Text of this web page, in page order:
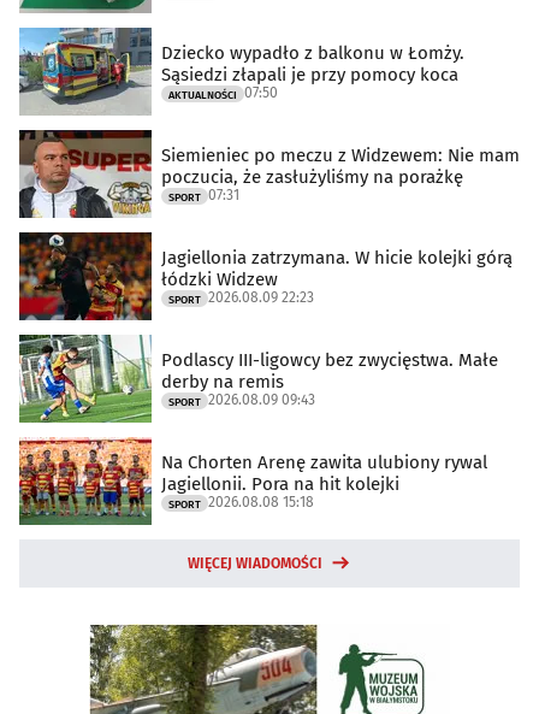
Dziecko wypadło z balkonu w Łomży.
Sąsiedzi złapali je przy pomocy koca
AKTUALNOŚCI 07:50
Siemieniec po meczu z Widzewem: Nie mam
poczucia, że zasłużyliśmy na porażkę
SPORT 07:31
Jagiellonia zatrzymana. W hicie kolejki górą
łódzki Widzew
SPORT 2026.08.09 22:23
Podlascy III-ligowcy bez zwycięstwa. Małe
derby na remis
SPORT 2026.08.09 09:43
Na Chorten Arenę zawita ulubiony rywal
Jagiellonii. Pora na hit kolejki
SPORT 2026.08.08 15:18
WIĘCEJ WIADOMOŚCI